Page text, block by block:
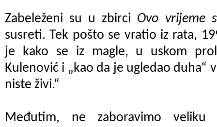
Zabeleženi su u zbirci Ovo vrijeme
susreti. Tek pošto se vratio iz rata,
je kako se iz magle, u uskom
Kulenović i „kao da je ugledao duha“
niste živi.“
Međutim, ne zaboravimo veliku